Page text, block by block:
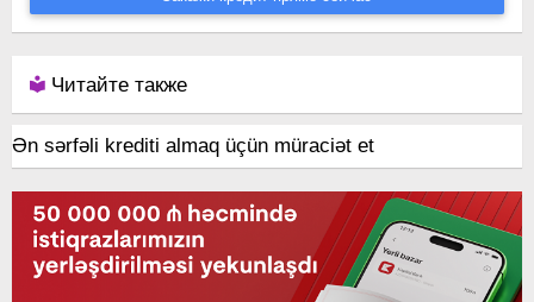
Читайте также
Ən sərfəli krediti almaq üçün müraciət et